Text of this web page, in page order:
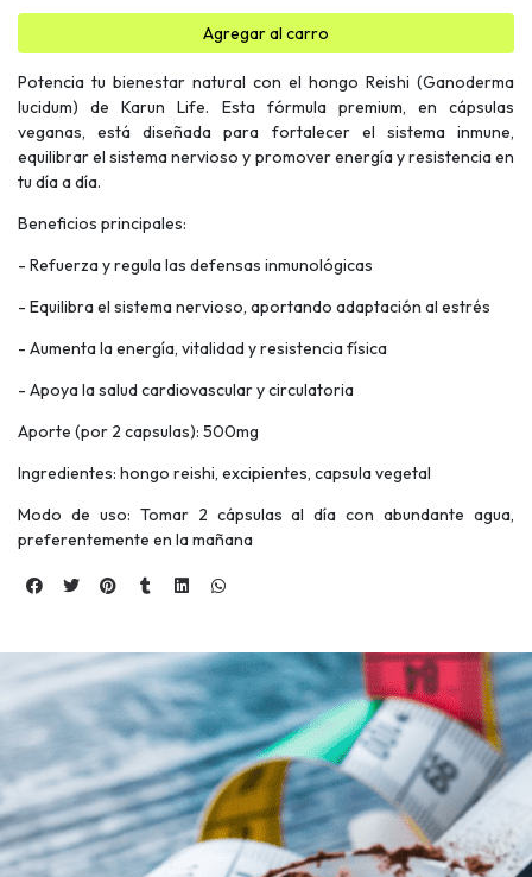
Agregar al carro
Potencia tu bienestar natural con el hongo Reishi (Ganoderma
lucidum) de Karun Life. Esta fórmula premium, en cápsulas
veganas, está diseñada para fortalecer el sistema inmune,
equilibrar el sistema nervioso y promover energía y resistencia en
tu día a día.
Beneficios principales:
- Refuerza y regula las defensas inmunológicas
- Equilibra el sistema nervioso, aportando adaptación al estrés
- Aumenta la energía, vitalidad y resistencia física
- Apoya la salud cardiovascular y circulatoria
Aporte (por 2 capsulas): 500mg
Ingredientes: hongo reishi, excipientes, capsula vegetal
Modo de uso: Tomar 2 cápsulas al día con abundante agua,
preferentemente en la mañana